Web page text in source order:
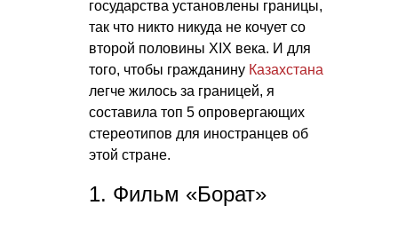
государства установлены границы,
так что никто никуда не кочует со
второй половины XIX века. И для
того, чтобы гражданину Казахстана
легче жилось за границей, я
составила топ 5 опровергающих
стереотипов для иностранцев об
этой стране.
1. Фильм «Борат»